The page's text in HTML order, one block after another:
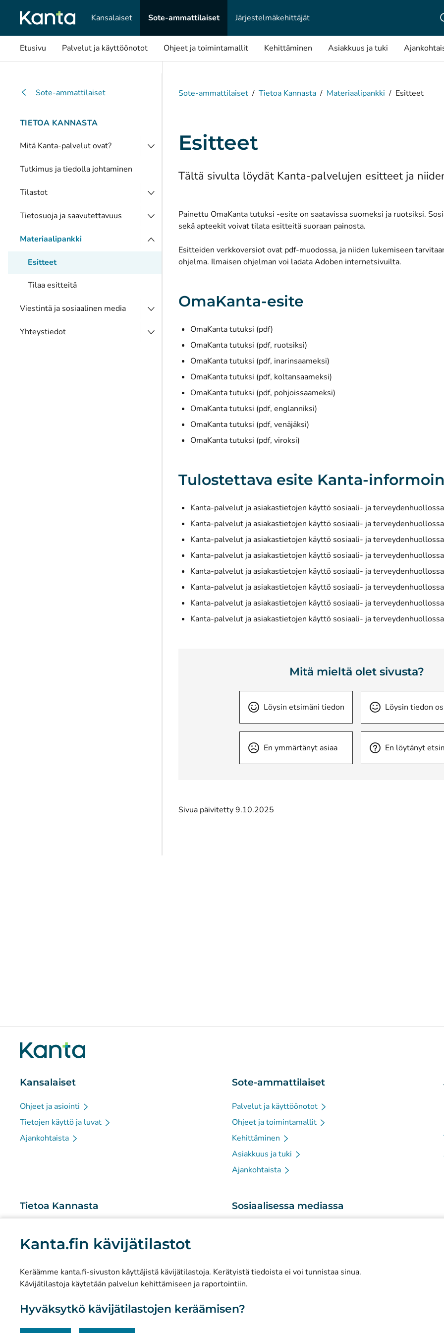
Kanta.fin kävijätilastot
Keräämme kanta.fi-sivuston käyttäjistä kävijätilastoja. Kerätyistä tiedoista ei voi tunnistaa sinua.
Kävijätilastoja käytetään palvelun kehittämiseen ja raportointiin.
Hyväksytkö kävijätilastojen keräämisen?
Kansalaiset
Sote-ammattilaiset Järjestelmä­kehittäjät
Etusivu Palvelut ja käyttöönotot Ohjeet ja toimintamallit Kehittäminen Asiakkuus ja tuki
Sote-ammattilaiset
TIETOA KANNASTA
Mitä Kanta-palvelut ovat?
Tutkimus ja tiedolla johtaminen
Tilastot
Tietosuoja ja saavutettavuus
Materiaalipankki
Esitteet
Tilaa esitteitä
Viestintä ja sosiaalinen media
Yhteystiedot
Sote-ammattilaiset / Tietoa Kannasta / Materiaalipankki / Esitteet
Esitteet
Tältä sivulta löydät Kanta-palvelujen esitteet ja
Painettu OmaKanta tutuksi -esite on saatavissa suomeksi ja ruotsiksi.
sekä apteekit voivattilata esitteitä suoraan painosta.
Esitteiden verkkoversiot ovat pdf-muodossa, ja niiden lukemiseen
ohjelma. Ilmaisen ohjelman voi ladataAdoben internetsivuilta(avautuu
.
OmaKanta-esite
OmaKanta tutuksi (pdf)
OmaKanta tutuksi (pdf, ruotsiksi)
OmaKanta tutuksi (pdf, inarinsaameksi)
OmaKanta tutuksi (pdf, koltansaameksi)
OmaKanta tutuksi (pdf, pohjoissaameksi)
OmaKanta tutuksi (pdf, englanniksi)
OmaKanta tutuksi (pdf, venäjäksi)
OmaKanta tutuksi (pdf, viroksi)
Tulostettava esite Kanta-
Kanta-palvelut ja asiakastietojen käyttö sosiaali- ja
Kanta-palvelut ja asiakastietojen käyttö sosiaali- ja
Kanta-palvelut ja asiakastietojen käyttö sosiaali- ja
Kanta-palvelut ja asiakastietojen käyttö sosiaali- ja
Kanta-palvelut ja asiakastietojen käyttö sosiaali- ja
Kanta-palvelut ja asiakastietojen käyttö sosiaali- ja
Kanta-palvelut ja asiakastietojen käyttö sosiaali- ja
Kanta-palvelut ja asiakastietojen käyttö sosiaali- ja
Mitä mieltä olet sivusta?
Löysin etsimäni tiedon Löysin tiedon
En ymmärtänyt asiaa En löytänyt
Sivua päivitetty 9.10.2025
Kansalaiset
Ohjeet ja asiointi
Tietojen käyttö ja luvat
Ajankohtaista
Sote-ammattilaiset
Palvelut ja käyttöönotot
Ohjeet ja toimintamallit
Kehittäminen
Asiakkuus ja tuki
Ajankohtaista
Tietoa Kannasta
Tutkimus ja tiedolla johtaminen
Tietosuoja ja saavutettavuus
Viestintä ja sosiaalinen media
Sosiaalisessa mediassa